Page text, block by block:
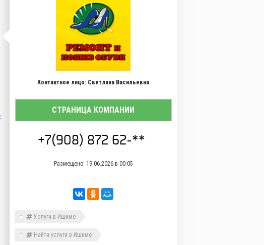
Контактное лицо: Светлана Васильевна
СТРАНИЦА КОМПАНИИ
Размещено: 19.06.2026 в 00:05
Услуги в Ишиме
Найти услуги в Ишиме